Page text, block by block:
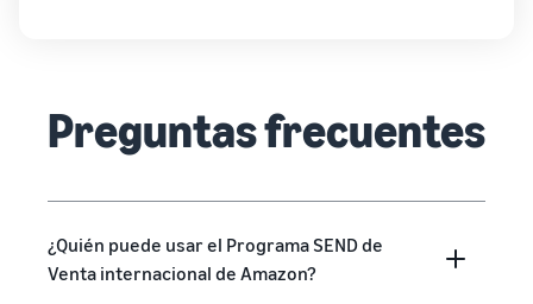
Preguntas frecuentes
¿Quién puede usar el Programa SEND de
Venta internacional de Amazon?